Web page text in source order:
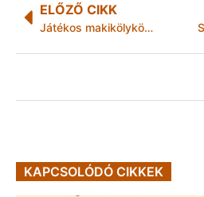
ELŐZŐ CIKK
Játékos makikölykök Miskolcon
KAPCSOLÓDÓ CIKKEK